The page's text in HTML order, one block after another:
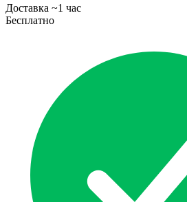
Доставка ~1 час
Бесплатно